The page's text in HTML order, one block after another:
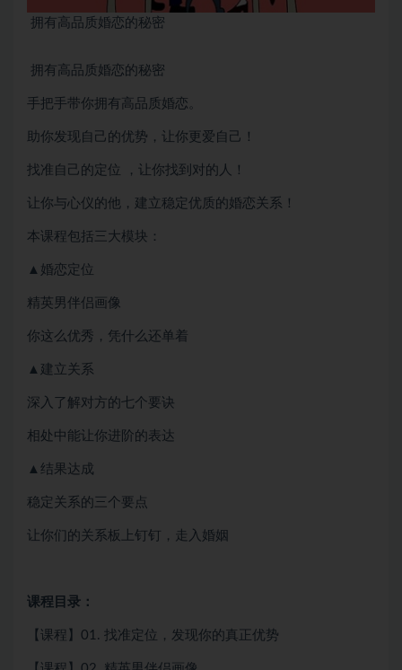
拥有高品质婚恋的秘密
拥有高品质婚恋的秘密
手把手带你拥有高品质婚恋。
助你发现自己的优势，让你更爱自己！
找准自己的定位 ，让你找到对的人！
让你与心仪的他，建立稳定优质的婚恋关系！
本课程包括三大模块：
▲婚恋定位
精英男伴侣画像
你这么优秀，凭什么还单着
▲建立关系
深入了解对方的七个要诀
相处中能让你进阶的表达
▲结果达成
稳定关系的三个要点
让你们的关系板上钉钉，走入婚姻
课程目录：
【课程】01. 找准定位，发现你的真正优势